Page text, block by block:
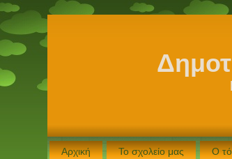
Αρχική Το σχολείο μας Ο